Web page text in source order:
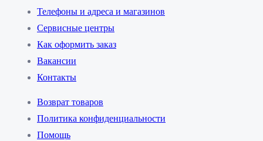
Телефоны и адреса и магазинов
Сервисные центры
Как оформить заказ
Вакансии
Контакты
Возврат товаров
Политика конфиденциальности
Помощь